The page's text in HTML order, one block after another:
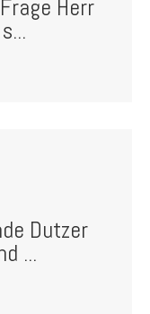
Herr
Dutzer
...